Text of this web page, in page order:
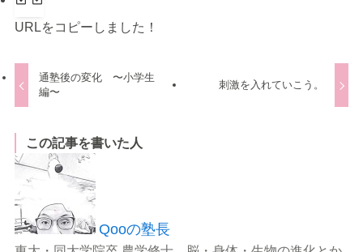
URLをコピーしました！
通塾後の変化 〜小学生
編〜
刺激を入れていこう。
この記事を書いた人
Qooの塾長